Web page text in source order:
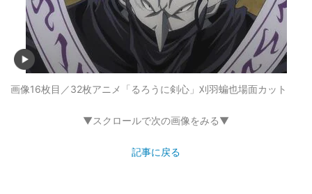
画像16枚目／32枚アニメ「るろうに剣心」刈羽蝙也場面カット
▼スクロールで次の画像をみる▼
記事に戻る